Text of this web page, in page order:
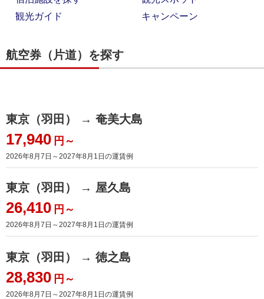
観光ガイド
キャンペーン
航空券（片道）を探す
東京（羽田） → 奄美大島
17,940 円～
2026年8月7日～2027年8月1日 の運賃例
東京（羽田） → 屋久島
26,410 円～
2026年8月7日～2027年8月1日 の運賃例
東京（羽田） → 徳之島
28,830 円～
2026年8月7日～2027年8月1日 の運賃例